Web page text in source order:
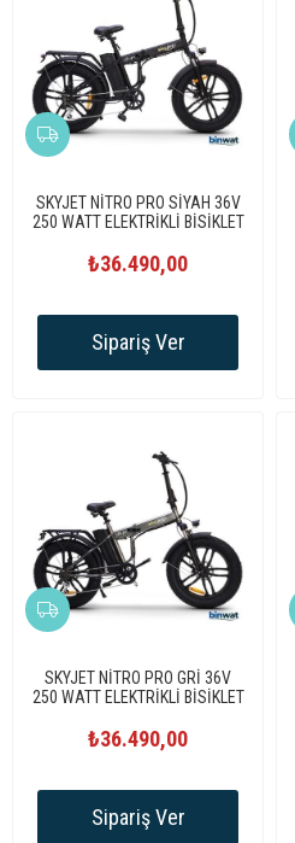
SKYJET NİTRO PRO SİYAH 36V
250 WATT ELEKTRİKLİ BİSİKLET
₺36.490,00
Sipariş Ver
SKYJET NİTRO PRO GRİ 36V
250 WATT ELEKTRİKLİ BİSİKLET
₺36.490,00
Sipariş Ver